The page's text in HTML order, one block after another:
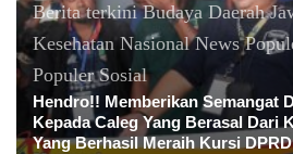
Berita terkini Budaya Daerah
Kesehatan Nasional News
Populer Sosial
Hendro!! Memberikan Semangat
Kepada Caleg Yang Berasal Dari
Yang Berhasil Meraih Kursi